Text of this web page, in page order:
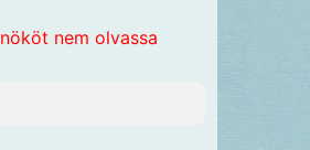
nem olvassa